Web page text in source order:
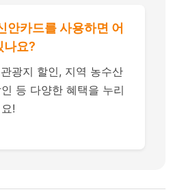
안카드를 사용하면 어
나요?
광지 할인, 지역 농수산
등 다양한 혜택을 누리
!